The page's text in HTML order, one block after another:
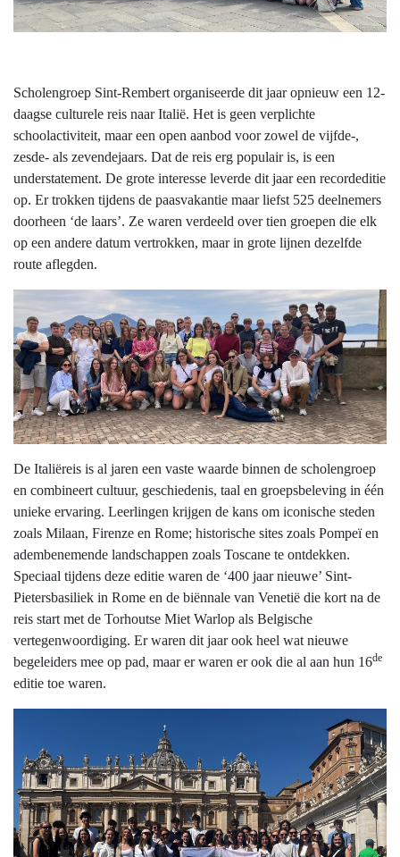
Scholengroep Sint-Rembert organiseerde dit jaar opnieuw een 12-
daagse culturele reis naar Italië. Het is geen verplichte
schoolactiviteit, maar een open aanbod voor zowel de vijfde-,
zesde- als zevendejaars. Dat de reis erg populair is, is een
understatement. De grote interesse leverde dit jaar een recordeditie
op. Er trokken tijdens de paasvakantie maar liefst 525 deelnemers
doorheen ‘de laars’. Ze waren verdeeld over tien groepen die elk
op een andere datum vertrokken, maar in grote lijnen dezelfde
route aflegden.
De Italiëreis is al jaren een vaste waarde binnen de scholengroep
en combineert cultuur, geschiedenis, taal en groepsbeleving in één
unieke ervaring. Leerlingen krijgen de kans om iconische steden
zoals Milaan, Firenze en Rome; historische sites zoals Pompeï en
adembenemende landschappen zoals Toscane te ontdekken.
Speciaal tijdens deze editie waren de ‘400 jaar nieuwe’ Sint-
Pietersbasiliek in Rome en de biënnale van Venetië die kort na de
reis start met de Torhoutse Miet Warlop als Belgische
vertegenwoordiging. Er waren dit jaar ook heel wat nieuwe
begeleiders mee op pad, maar er waren er ook die al aan hun 16de
editie toe waren.